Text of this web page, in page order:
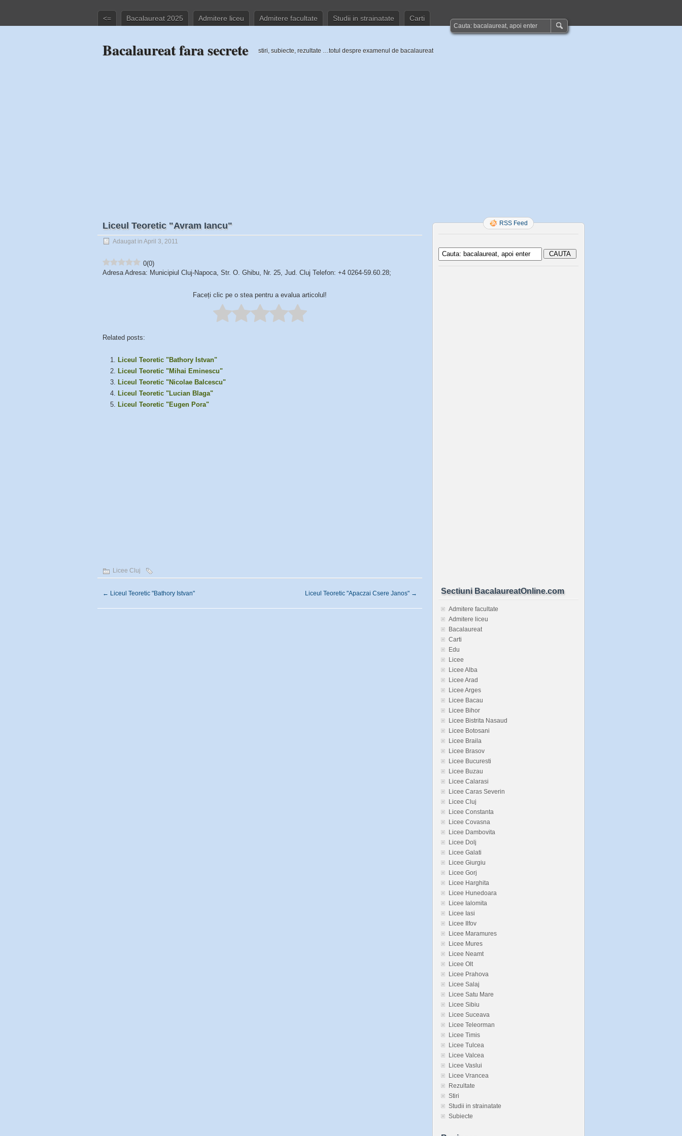
<= Bacalaureat 2025 Admitere liceu Admitere facultate Studii in strainatate Carti
Bacalaureat fara secrete stiri, subiecte, rezultate …totul despre examenul de bacalaureat
Liceul Teoretic "Avram Iancu"
Adaugat in April 3, 2011
0(0)
Adresa Adresa: Municipiul Cluj-Napoca, Str. O. Ghibu, Nr. 25, Jud. Cluj Telefon: +4 0264-59.60.28;
Faceți clic pe o stea pentru a evalua articolul!
Related posts:
Liceul Teoretic "Bathory Istvan"
Liceul Teoretic "Mihai Eminescu"
Liceul Teoretic "Nicolae Balcescu"
Liceul Teoretic "Lucian Blaga"
Liceul Teoretic "Eugen Pora"
Licee Cluj
← Liceul Teoretic "Bathory Istvan" Liceul Teoretic "Apaczai Csere Janos" →
RSS Feed
Sectiuni BacalaureatOnline.com
Admitere facultate
Admitere liceu
Bacalaureat
Carti
Edu
Licee
Licee Alba
Licee Arad
Licee Arges
Licee Bacau
Licee Bihor
Licee Bistrita Nasaud
Licee Botosani
Licee Braila
Licee Brasov
Licee Bucuresti
Licee Buzau
Licee Calarasi
Licee Caras Severin
Licee Cluj
Licee Constanta
Licee Covasna
Licee Dambovita
Licee Dolj
Licee Galati
Licee Giurgiu
Licee Gorj
Licee Harghita
Licee Hunedoara
Licee Ialomita
Licee Iasi
Licee Ilfov
Licee Maramures
Licee Mures
Licee Neamt
Licee Olt
Licee Prahova
Licee Salaj
Licee Satu Mare
Licee Sibiu
Licee Suceava
Licee Teleorman
Licee Timis
Licee Tulcea
Licee Valcea
Licee Vaslui
Licee Vrancea
Rezultate
Stiri
Studii in strainatate
Subiecte